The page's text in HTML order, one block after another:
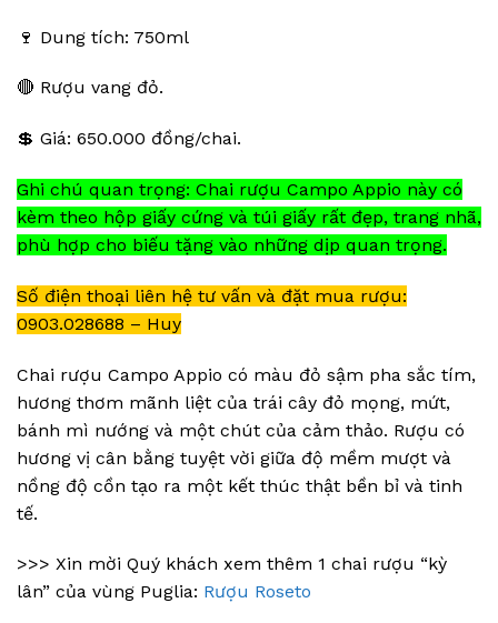
🍷 Dung tích: 750ml
🔴 Rượu vang đỏ.
💲 Giá: 650.000 đồng/chai.
Ghi chú quan trọng: Chai rượu Campo Appio này có
kèm theo hộp giấy cứng và túi giấy rất đẹp, trang nhã,
phù hợp cho biếu tặng vào những dịp quan trọng.
Số điện thoại liên hệ tư vấn và đặt mua rượu:
0903.028688 – Huy
Chai rượu Campo Appio có màu đỏ sậm pha sắc tím,
hương thơm mãnh liệt của trái cây đỏ mọng, mứt,
bánh mì nướng và một chút của cảm thảo. Rượu có
hương vị cân bằng tuyệt vời giữa độ mềm mượt và
nồng độ cồn tạo ra một kết thúc thật bền bỉ và tinh
tế.
>>> Xin mời Quý khách xem thêm 1 chai rượu “kỳ
lân” của vùng Puglia: Rượu Roseto